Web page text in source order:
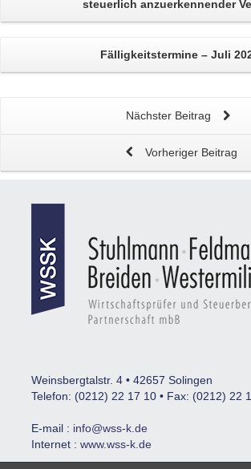
steuerlich anzuerkennender
Fälligkeitstermine – Juli
Nächster Beitrag
Vorheriger Beitrag
Weinsbergtalstr. 4 • 42657 Solingen
Telefon: (0212) 22 17 10 • Fax: (0212) 22
E-mail : info@wss-k.de
Internet : www.wss-k.de